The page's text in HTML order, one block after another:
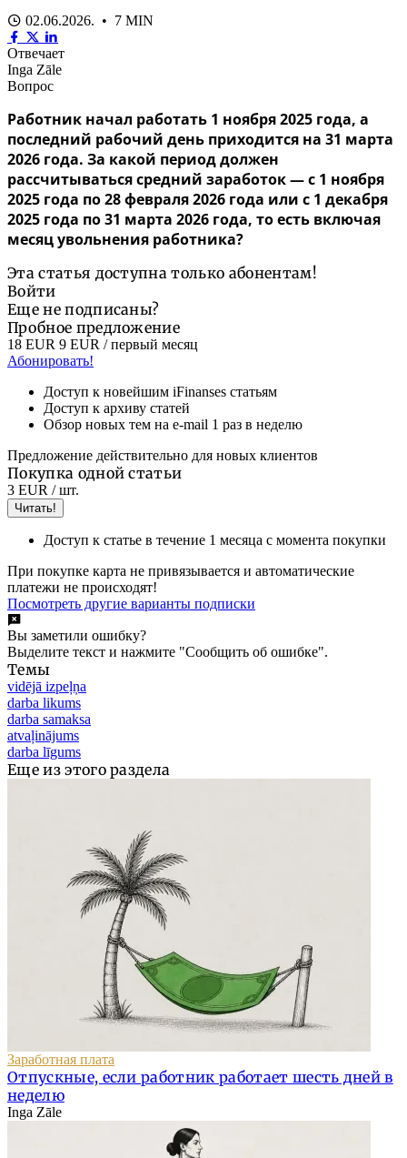
02.06.2026. • 7 MIN
Отвечает
Inga Zāle
Вопрос
Работник начал работать 1 ноября 2025 года, а
последний рабочий день приходится на 31 марта
2026 года. За какой период должен
рассчитываться средний заработок — с 1 ноября
2025 года по 28 февраля 2026 года или с 1 декабря
2025 года по 31 марта 2026 года, то есть включая
месяц увольнения работника?
Эта статья доступна только абонентам!
Войти
Еще не подписаны?
Пробное предложение
18 EUR 9 EUR / первый месяц
Абонировать!
Доступ к новейшим iFinanses статьям
Доступ к архиву статей
Обзор новых тем на e-mail 1 раз в неделю
Предложение действительно для новых клиентов
Покупка одной статьи
3 EUR / шт.
Читать!
Доступ к статье в течение 1 месяца с момента покупки
При покупке карта не привязывается и автоматические
платежи не происходят!
Посмотреть другие варианты подписки
Вы заметили ошибку?
Выделите текст и нажмите "Сообщить об ошибке".
Темы
vidējā izpeļņa
darba likums
darba samaksa
atvaļinājums
darba līgums
Еще из этого раздела
Заработная плата
Отпускные, если работник работает шесть дней в
неделю
Inga Zāle